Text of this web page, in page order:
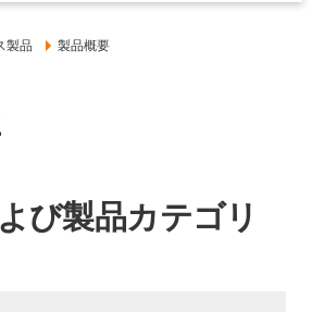
製品 製品概要
び製品カテゴリ